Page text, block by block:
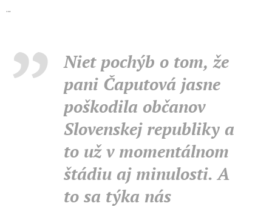
...
Niet pochýb o tom, že
pani Čaputová jasne
poškodila občanov
Slovenskej republiky a
to už v momentálnom
štádiu aj minulosti. A
to sa týka nás